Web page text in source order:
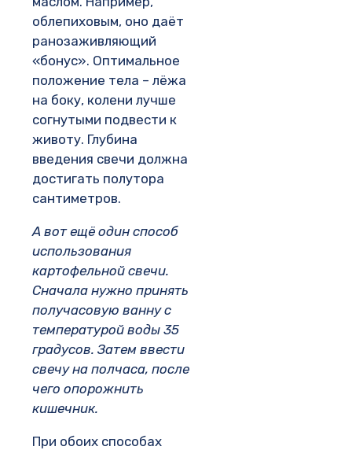
облепиховым, оно даёт
ранозаживляющий
«бонус». Оптимальное
положение тела – лёжа
на боку, колени лучше
согнутыми подвести к
животу. Глубина
введения свечи должна
достигать полутора
сантиметров.
А вот ещё один способ
использования
картофельной свечи.
Сначала нужно принять
получасовую ванну с
температурой воды 35
градусов. Затем ввести
свечу на полчаса, после
чего опорожнить
кишечник.
При обоих способах